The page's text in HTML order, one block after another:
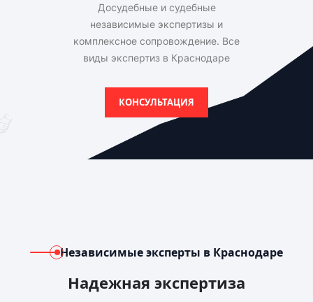
Досудебные и судебные
независимые экспертизы и
комплексное сопровождение. Все
виды экспертиз в Краснодаре
КОНСУЛЬТАЦИЯ
Независимые эксперты в Краснодаре
Надежная экспертиза